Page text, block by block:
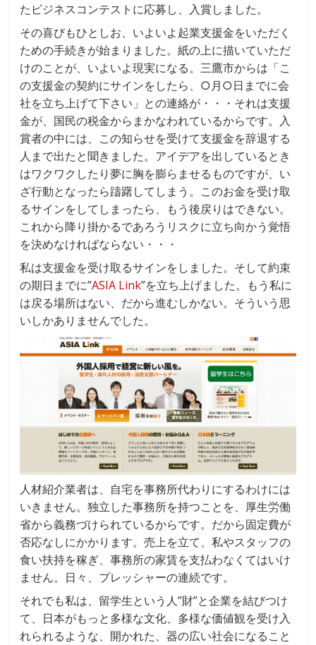
たビジネスコンテストに応募し、入賞しました。
その喜びもひとしお、いよいよ起業支援金をいただく
ための手続きが始まりました。紙の上に描いていただ
けのことが、いよいよ現実になる。三鷹市からは「こ
の支援金の契約にサインをしたら、○月○日までに会
社を立ち上げて下さい」との連絡が・・・それは支援
金が、国民の税金からまかなわれているからです。入
賞者の中には、この知らせを受けて支援金を辞退する
人まで出たと聞きました。アイデアを出しているとき
はワクワクしたり夢に胸を膨らませるものですが、い
ざ行動となったら躊躇してしまう。このお金を受け取
るサインをしてしまったら、もう後戻りはできない。
これから降り掛かるであろうリスクに立ち向かう覚悟
を決めなければならない・・・
私は支援金を受け取るサインをしました。そして約束
の期日までに”ASIA Link”を立ち上げました。もう私に
は戻る場所はない、だから進むしかない。そういう思
いしかありませんでした。
人材紹介業者は、自宅を事務所代わりにするわけには
いきません。独立した事務所を持つことを、厚生労働
省から義務づけられているからです。だから固定費が
否応なしにかかります。売上を立て、私やスタッフの
食い扶持を稼ぎ、事務所の家賃を支払わなくてはいけ
ません。日々、プレッシャーの連続です。
それでも私は、留学生という人”財”と企業を結びつけ
て、日本がもっと多様な文化、多様な価値観を受け入
れられるような、開かれた、器の広い社会になること